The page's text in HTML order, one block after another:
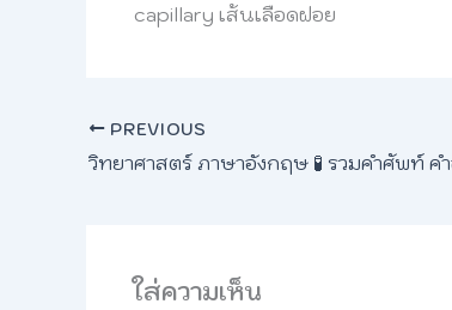
capillary เส้นเลือดฝอย
PREVIOUS
ใส่ความเห็น